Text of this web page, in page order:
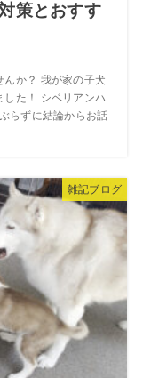
策とおすす
んか？ 我が家の子犬
た！ シベリアンハ
らずに結論からお話
雑記ブログ